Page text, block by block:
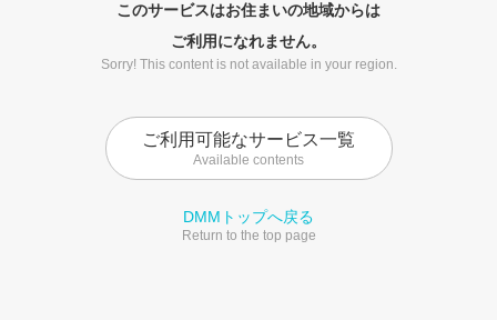
このサービスはお住まいの地域からは
ご利用になれません。
Sorry! This content is not available in your region.
ご利用可能なサービス一覧
Available contents
DMMトップへ戻る
Return to the top page